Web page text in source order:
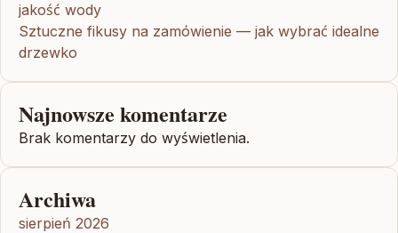
jakość wody
Sztuczne fikusy na zamówienie — jak wybrać idealne
drzewko
Najnowsze komentarze
Brak komentarzy do wyświetlenia.
Archiwa
sierpień 2026